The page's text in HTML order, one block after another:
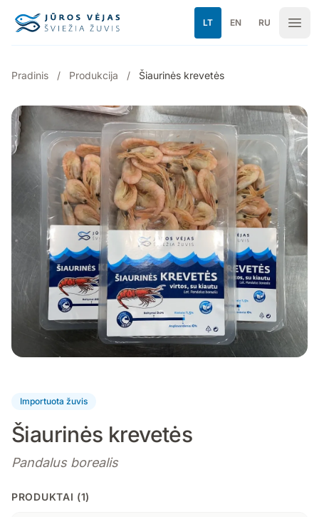
LT EN RU
Pradinis / Produkcija / Šiaurinės krevetės
Importuota žuvis
Šiaurinės krevetės
Pandalus borealis
PRODUKTAI (1)